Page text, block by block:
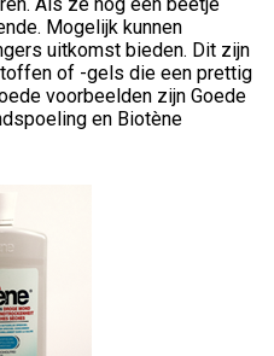
Als ze nog een beetje
Mogelijk kunnen
uitkomst bieden. Dit zijn
of -gels die een prettig
voorbeelden zijn Goede
en Biotène